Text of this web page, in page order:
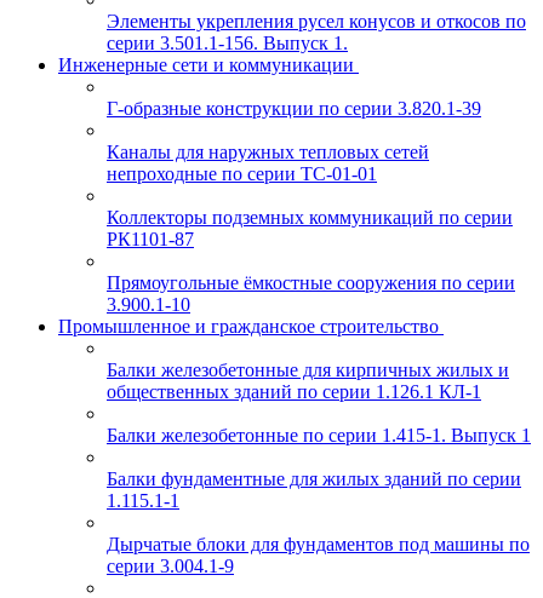
Элементы укрепления русел конусов и откосов по
серии 3.501.1-156. Выпуск 1.
Инженерные сети и коммуникации
Г-образные конструкции по серии 3.820.1-39
Каналы для наружных тепловых сетей
непроходные по серии ТС-01-01
Коллекторы подземных коммуникаций по серии
РК1101-87
Прямоугольные ёмкостные сооружения по серии
3.900.1-10
Промышленное и гражданское строительство
Балки железобетонные для кирпичных жилых и
общественных зданий по серии 1.126.1 КЛ-1
Балки железобетонные по серии 1.415-1. Выпуск 1
Балки фундаментные для жилых зданий по серии
1.115.1-1
Дырчатые блоки для фундаментов под машины по
серии 3.004.1-9